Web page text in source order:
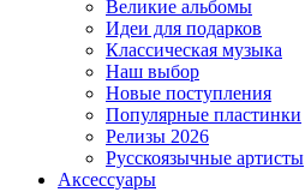
Великие альбомы
Идеи для подарков
Классическая музыка
Наш выбор
Новые поступления
Популярные пластинки
Релизы 2026
Русскоязычные артисты
Аксессуары